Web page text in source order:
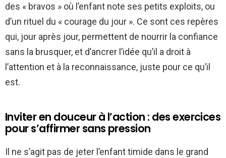
des « bravos » où l’enfant note ses petits exploits, ou
d’un rituel du « courage du jour ». Ce sont ces repères
qui, jour après jour, permettent de nourrir la confiance
sans la brusquer, et d’ancrer l’idée qu’il a droit à
l’attention et à la reconnaissance, juste pour ce qu’il
est.
Inviter en douceur à l’action : des exercices
pour s’affirmer sans pression
Il ne s’agit pas de jeter l’enfant timide dans le grand